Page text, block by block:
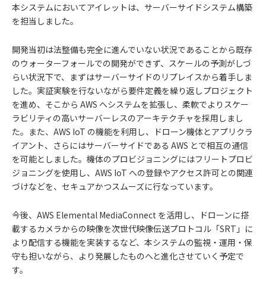
本システムにおいてアイレットは、サーバーサイドシステム構築
を担当しました。
開発当初は法整備も完全に進んでいない状況であることから既存
のウォーターフォールでの開発ができず、スケールの予測がしづ
らい状況下で、まずはサーバーサイドのリプレイスから着手しま
した。実証実験を行ないながら要件定義を繰り返しプロジェクト
を進め、そこから AWS へシステムを拡張し、柔軟でよりスケー
ラビリティの高いサーバーレスのアーキテクチャを採用しまし
た。また、AWS IoT の機能を利用し、ドローン機体とアプリクラ
イアント、さらにはサーバーサイドである AWS とで相互の通信
を可能としました。機体のプロビジョニングにはフリートプロビ
ジョニングを使用し、AWS IoT への登録やアクセス許可との関連
づけなどを、セキュアかつスムーズに行なっています。
今後、AWS Elemental MediaConnect を活用し、ドローンに搭
載するカメラからの映像を次世代映像伝送プロトコル「SRT」に
より配信する機能を実装するなど、本システムの監視・運用・保
守も担いながら、より発展したものへと進化させていく予定で
す。